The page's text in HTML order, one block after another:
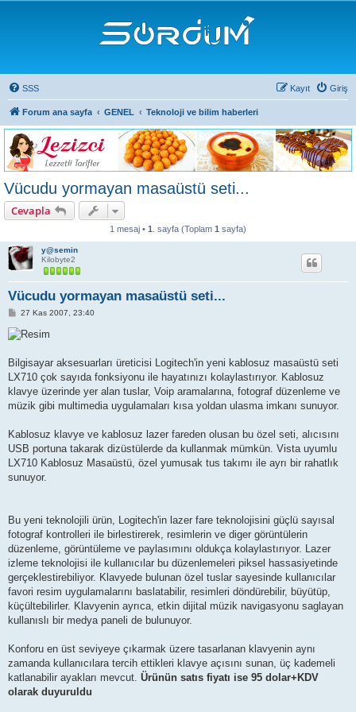
SSS Giriş
Kayıt
Forum ana sayfa GENEL Teknoloji ve bilim haberleri
Vücudu yormayan masaüstü seti...
Cevapla
1 mesaj • 1 . sayfa (Toplam 1 sayfa)
y@semin
Kilobyte2
Vücudu yormayan masaüstü seti...
M
s
a
27 Kas 2007, 23:40
Bilgisayar aksesuarları üreticisi Logitech'in yeni kablosuz masaüstü seti
LX710 çok sayıda fonksiyonu ile hayatınızı kolaylastırıyor. Kablosuz
klavye üzerinde yer alan tuslar, Voip aramalarına, fotograf düzenleme ve
müzik gibi multimedia uygulamaları kısa yoldan ulasma imkanı sunuyor.
Kablosuz klavye ve kablosuz lazer fareden olusan bu özel seti, alıcısını
USB portuna takarak dizüstülerde da kullanmak mümkün. Vista uyumlu
LX710 Kablosuz Masaüstü, özel yumusak tus takımı ile ayrı bir rahatlık
sunuyor.
Bu yeni teknolojili ürün, Logitech'in lazer fare teknolojisini güçlü sayısal
fotograf kontrolleri ile birlestirerek, resimlerin ve diger görüntülerin
düzenleme, görüntüleme ve paylasımını oldukça kolaylastırıyor. Lazer
izleme teknolojisi ile kullanıcılar bu düzenlemeleri piksel hassasiyetinde
gerçeklestirebiliyor. Klavyede bulunan özel tuslar sayesinde kullanıcılar
favori resim uygulamalarını baslatabilir, resimleri döndürebilir, büyütüp,
küçültebilirler. Klavyenin ayrıca, etkin dijital müzik navigasyonu saglayan
kullanıslı bir medya paneli de bulunuyor.
Konforu en üst seviyeye çıkarmak üzere tasarlanan klavyenin aynı
zamanda kullanıcılara tercih ettikleri klavye açısını sunan, üç kademeli
katlanabilir ayakları mevcut. Ürünün satıs fiyatı ise 95 dolar+KDV
olarak duyuruldu